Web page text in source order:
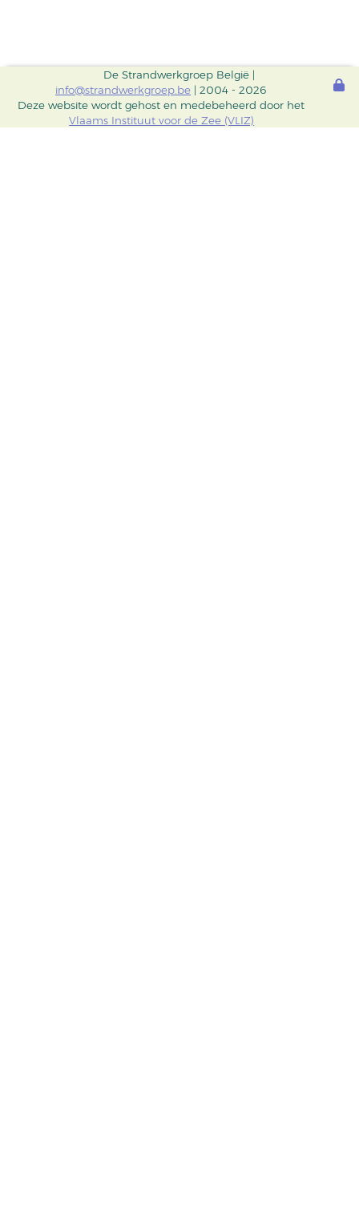
De Strandwerkgroep België |
info@strandwerkgroep.be | 2004 - 2026
Deze website wordt gehost en medebeheerd door het
Vlaams Instituut voor de Zee (VLIZ)